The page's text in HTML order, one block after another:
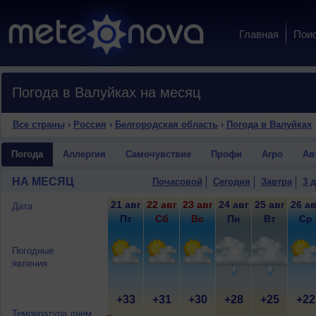
Главная
Погода в Валуйках на месяц
Все страны › Россия › Белгородская область › Погода в Валуйках
Погода Аллергия Самочувствие Профи Агро
НА МЕСЯЦ Почасовой Сегодня Завтра 3
Дата
Погодные
явления
Температура днем
21 авг
Пт
+33
22 авг
Сб
+31
23 авг
Вс
+30
24 авг
Пн
+28
25 авг
Вт
+25
26
Ср
+22